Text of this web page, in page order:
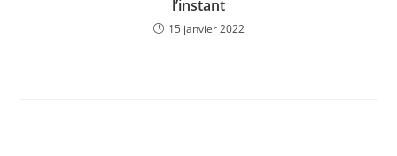
l’instant
15 janvier 2022